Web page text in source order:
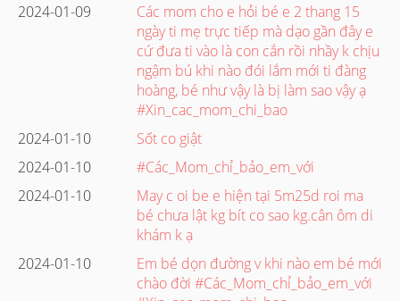
2024-01-09
Các mom cho e hỏi bé e 2 thang 15
ngày ti mẹ trực tiếp mà dạo gần đây e
cứ đưa ti vào là con cắn rồi nhầy k chịu
ngậm bú khi nào đói lắm mới ti đàng
hoàng, bé như vậy là bị làm sao vậy ạ
#Xin_cac_mom_chi_bao
2024-01-10
Sốt co giật
2024-01-10
#Các_Mom_chỉ_bảo_em_với
2024-01-10
May c oi be e hiện tại 5m25d roi ma
bé chưa lật kg bít co sao kg.cân ôm di
khám k ạ
2024-01-10
Em bé dọn đường v khi nào em bé mới
chào đời #Các_Mom_chỉ_bảo_em_với